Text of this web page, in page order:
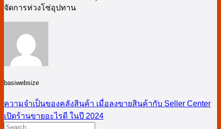
จัดการห่วงโซ่อุปทาน
basiwebsize
ความจำเป็นของคลังสินค้า เมื่อลงขายสินค้ากับ Seller Center
เปิดร้านขายอะไรดี ในปี 2024